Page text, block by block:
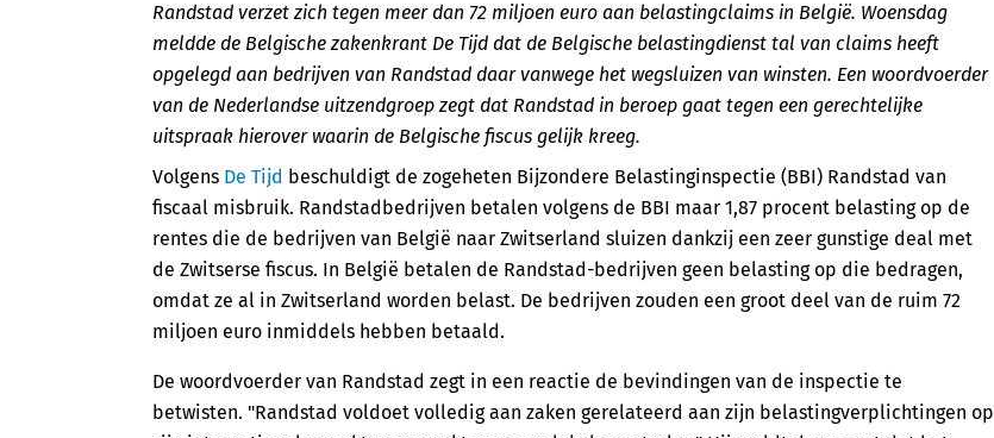
Randstad verzet zich tegen meer dan 72 miljoen euro aan belastingclaims in België. Woensdag
meldde de Belgische zakenkrant De Tijd dat de Belgische belastingdienst tal van claims heeft
opgelegd aan bedrijven van Randstad daar vanwege het wegsluizen van winsten. Een woordvoerder
van de Nederlandse uitzendgroep zegt dat Randstad in beroep gaat tegen een gerechtelijke
uitspraak hierover waarin de Belgische fiscus gelijk kreeg.
Volgens De Tijd beschuldigt de zogeheten Bijzondere Belastinginspectie (BBI) Randstad van
fiscaal misbruik. Randstadbedrijven betalen volgens de BBI maar 1,87 procent belasting op de
rentes die de bedrijven van België naar Zwitserland sluizen dankzij een zeer gunstige deal met
de Zwitserse fiscus. In België betalen de Randstad-bedrijven geen belasting op die bedragen,
omdat ze al in Zwitserland worden belast. De bedrijven zouden een groot deel van de ruim 72
miljoen euro inmiddels hebben betaald.
De woordvoerder van Randstad zegt in een reactie de bevindingen van de inspectie te
betwisten. "Randstad voldoet volledig aan zaken gerelateerd aan zijn belastingverplichtingen op